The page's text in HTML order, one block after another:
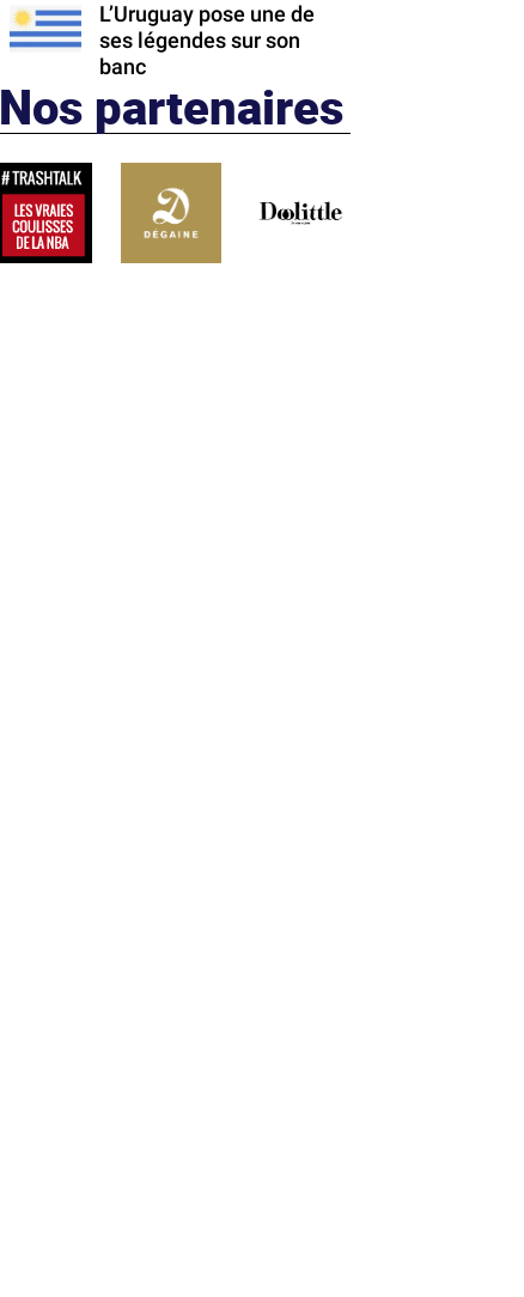
L’Uruguay pose une de
ses légendes sur son
banc
Nos partenaires